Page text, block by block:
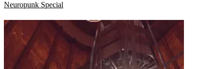
Neuropunk Special